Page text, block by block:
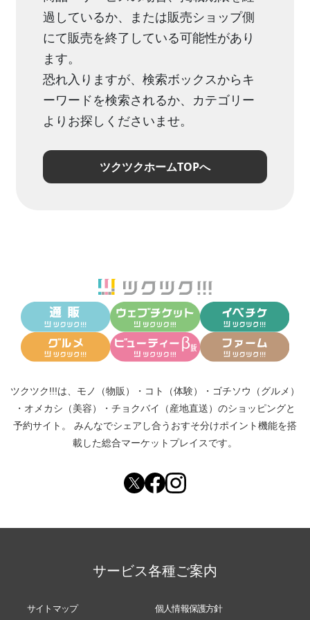
過しているか、または販売ショップ側
にて販売を終了している可能性があり
ます。
恐れ入りますが、検索ボックスからキ
ーワードを検索されるか、カテゴリー
よりお探しくださいませ。
ツクツクホームTOPへ
ツクツク!!!は、 モノ（物販） ・ コト（体験） ・ ゴチソウ（グルメ）
・ オメカシ（美容） ・ チョクバイ（産地直送） のショッピングと
予約サイト。
みんなでシェアし合う おすそ分けポイント機能を搭
載した総合マーケットプレイスです。
サービス各種ご案内
サイトマップ 個人情報保護方針